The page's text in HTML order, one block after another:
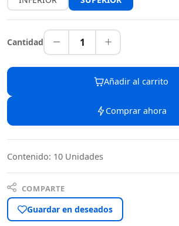
Cantidad 1
Añadir al carrito
Comprar ahora
Contenido: 10 Unidades
COMPARTE
Guardar en deseados